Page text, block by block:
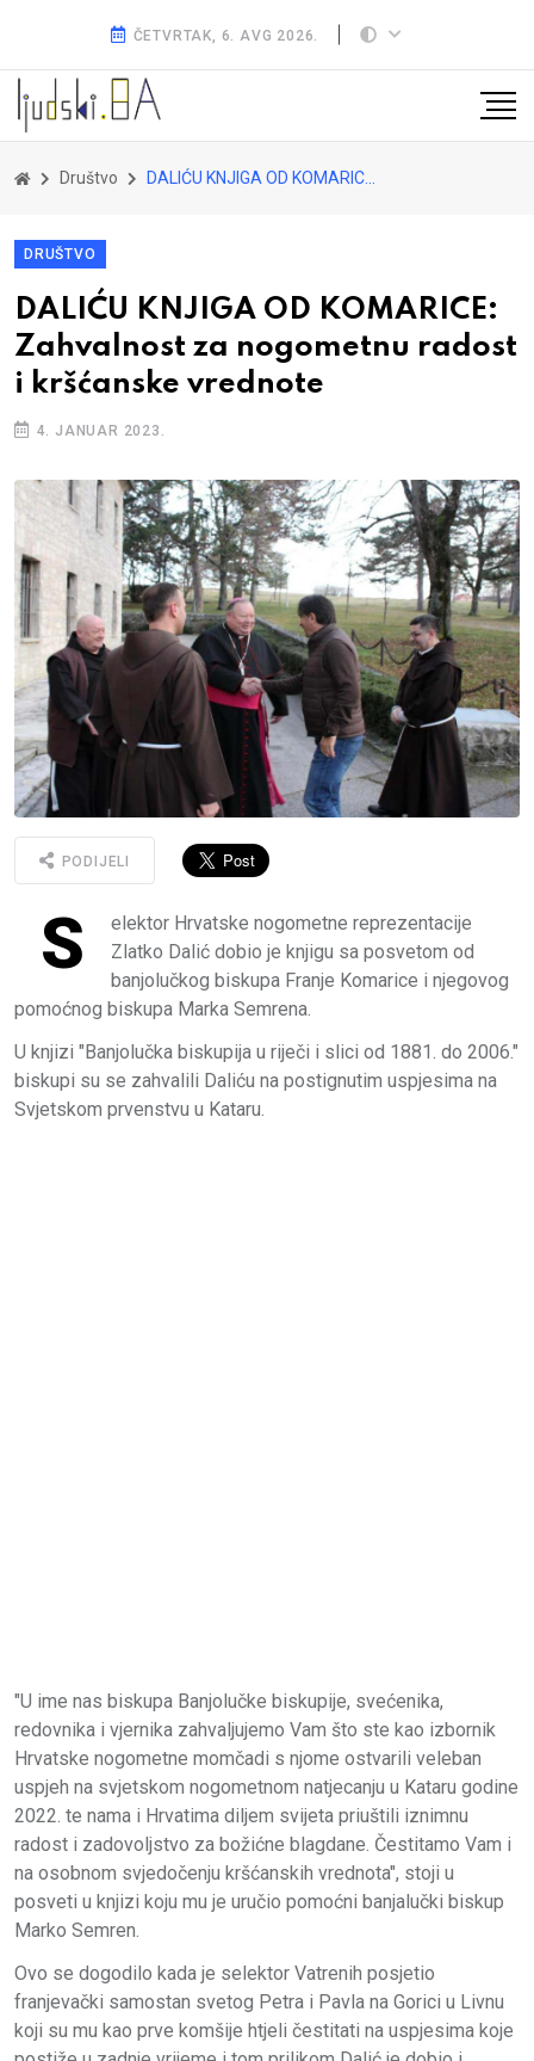
ČETVRTAK, 6. AVG 2026.
Društvo DALIĆU KNJIGA OD KOMARICE: Zahvalnost za nogometnu radost i kršćanske vrednote
DRUŠTVO
DALIĆU KNJIGA OD KOMARICE:
Zahvalnost za nogometnu radost
i kršćanske vrednote
4. JANUAR 2023.
PODIJELI
S
elektor Hrvatske nogometne reprezentacije
Zlatko Dalić dobio je knjigu sa posvetom od
banjolučkog biskupa Franje Komarice i njegovog
pomoćnog biskupa Marka Semrena.
U knjizi "Banjolučka biskupija u riječi i slici od 1881. do 2006."
biskupi su se zahvalili Daliću na postignutim uspjesima na
Svjetskom prvenstvu u Kataru.
"U ime nas biskupa Banjolučke biskupije, svećenika,
redovnika i vjernika zahvaljujemo Vam što ste kao izbornik
Hrvatske nogometne momčadi s njome ostvarili veleban
uspjeh na svjetskom nogometnom natjecanju u Kataru godine
2022. te nama i Hrvatima diljem svijeta priuštili iznimnu
radost i zadovoljstvo za božićne blagdane. Čestitamo Vam i
na osobnom svjedočenju kršćanskih vrednota", stoji u
posveti u knjizi koju mu je uručio pomoćni banjalučki biskup
Marko Semren.
Ovo se dogodilo kada je selektor Vatrenih posjetio
franjevački samostan svetog Petra i Pavla na Gorici u Livnu
koji su mu kao prve komšije htjeli čestitati na uspjesima koje